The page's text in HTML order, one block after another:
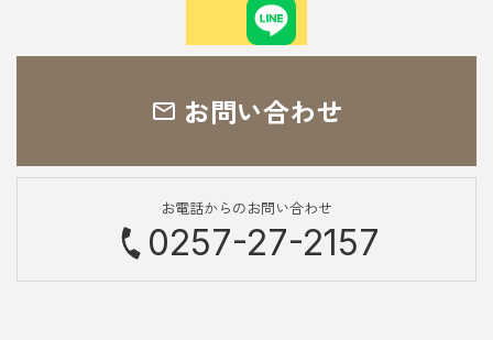
お問い合わせ
お電話からのお問い合わせ
0257-27-2157